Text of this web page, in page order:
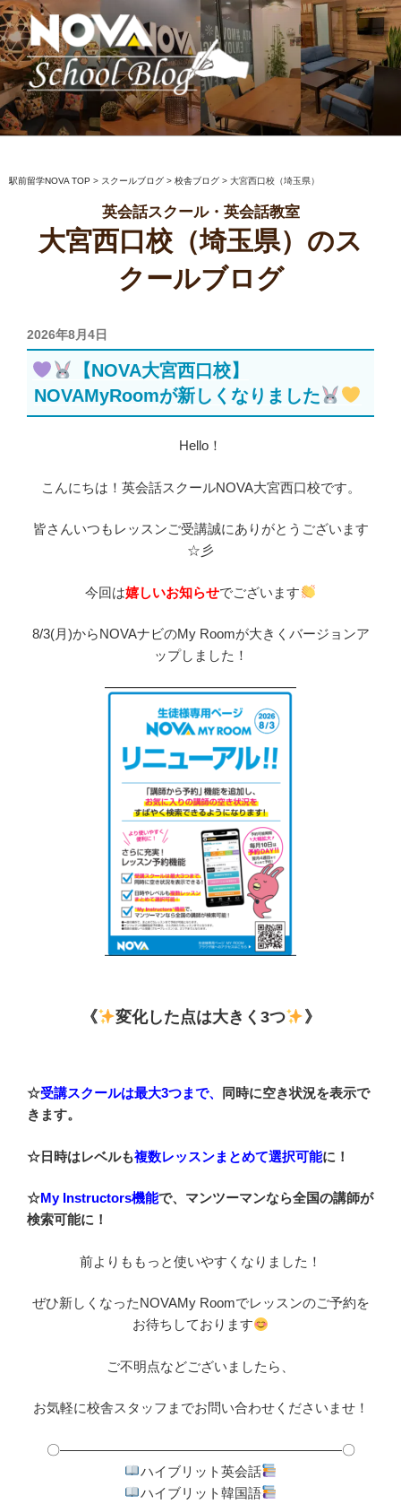
コ
ン
テ
ン
ツ
へ
ス
ッ
駅前留学NOVA【公式】スクールブロ
英会話スクール・英会話教室
駅前留学NOVA TOP > スクールブログ > 校舎ブログ > 大宮西口校（埼玉県）
英会話スクール・英会話教室
大宮西口校（埼玉県）のス
クールブログ
投
稿
日:
2026年8月4日
【NOVA大宮西口校】
NOVAMyRoomが新しくなりました
Hello！
こんにちは！英会話スクールNOVA大宮西口校です。
皆さんいつもレッスンご受講誠にありがとうございます
☆彡
今回は嬉しいお知らせでございます
8/3(月)からNOVAナビのMy Roomが大きくバージョンア
ップしました！
《 変化した点は大きく3つ 》
☆受講スクールは最大3つまで、
同時に空き状況を表示で
きます。
☆日時はレベルも複数レッスンまとめて選択可能に！
☆My Instructors機能で、マンツーマンなら全国の講師が
検索可能に！
前よりももっと使いやすくなりました！
ぜひ新しくなったNOVAMy Roomでレッスンのご予約を
お待ちしております
ご不明点などございましたら、
お気軽に校舎スタッフまでお問い合わせくださいませ！
〇―――――――――――――――――――――〇
ハイブリット英会話
ハイブリット韓国語